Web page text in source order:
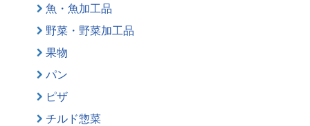
魚・魚加工品
野菜・野菜加工品
果物
パン
ピザ
チルド惣菜